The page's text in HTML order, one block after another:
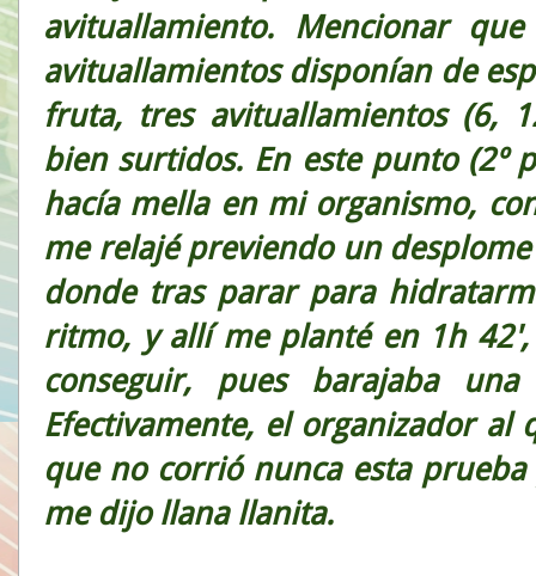
avituallamiento. Mencionar
avituallamientos disponían de
fruta, tres avituallamientos (6,
bien surtidos. En este punto (2º
hacía mella en mi organismo,
me relajé previendo un
donde tras parar para
ritmo, y allí me planté en 1h
conseguir, pues barajaba
Efectivamente, el organizador
que no corrió nunca esta
me dijo llana llanita.